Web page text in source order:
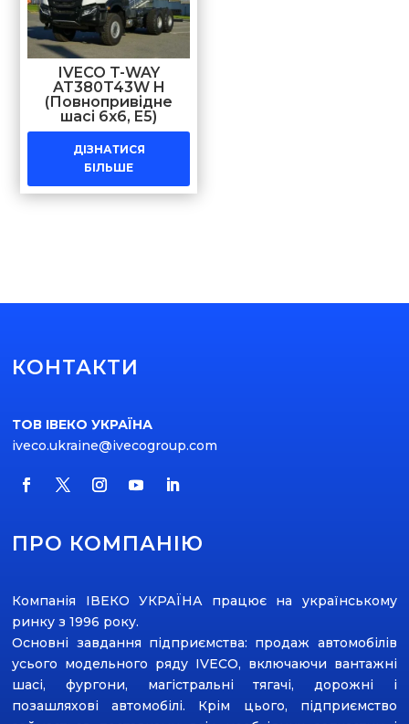
IVECO T-WAY
AT380T43W H
(Повнопривідне
шасі 6х6, E5)
ДІЗНАТИСЯ
БІЛЬШЕ
КОНТАКТИ
ТОВ ІВЕКО УКРАЇНА
iveco.ukraine@ivecogroup.com
ПРО КОМПАНІЮ
Компанія ІВЕКО УКРАЇНА працює на українському
ринку з 1996 року.
Основні завдання підприємства: продаж автомобілів
усього модельного ряду ІVECO, включаючи вантажні
шасі, фургони, магістральні тягачі, дорожні і
позашляхові автомобілі. Крім цього, підприємство